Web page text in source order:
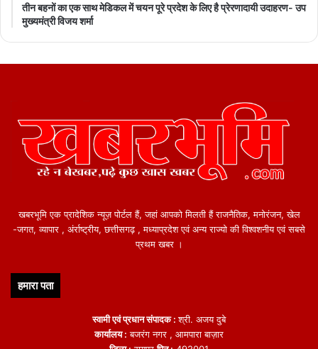
तीन बहनों का एक साथ मेडिकल में चयन पूरे प्रदेश के लिए है प्रेरणादायी उदाहरण- उप
मुख्यमंत्री विजय शर्मा
खबरभूमि एक प्रादेशिक न्यूज़ पोर्टल हैं, जहां आपको मिलती हैं राजनैतिक, मनोरंजन, खेल
-जगत, व्यापार , अंर्राष्ट्रीय, छत्तीसगढ़ , मध्याप्रदेश एवं अन्य राज्यो की विश्वशनीय एवं सबसे
प्रथम खबर ।
हमारा पता
स्वामी एवं प्रधान संपादक :श्री. अजय दुबे
कार्यालय : बजरंग नगर , आमपारा बाज़ार